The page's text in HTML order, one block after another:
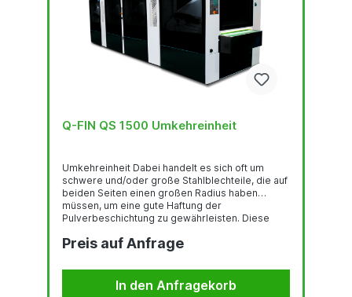
Q-FIN QS 1500 Umkehreinheit
Umkehreinheit Dabei handelt es sich oft um
schwere und/oder große Stahlblechteile, die auf
beiden Seiten einen großen Radius haben
müssen, um eine gute Haftung der
Pulverbeschichtung zu gewährleisten. Diese
geführt und dazwischen gewendet werden.
Letzteres geschieht häufig von Hand oder mit
Hilfe eines Brückenkrans. Das ist zeitaufwändig,
anstrengend für die Betreiber und nicht ganz
ungefährlich. Da die GrindingPower-Philosophie
Preis auf Anfrage
In den Anfragekorb